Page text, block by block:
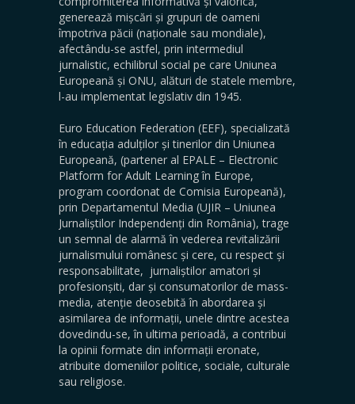
generează mișcări și grupuri de oameni
împotriva păcii (naționale sau mondiale),
afectându-se astfel, prin intermediul
jurnalistic, echilibrul social pe care Uniunea
Europeană și ONU, alături de statele membre,
l-au implementat legislativ din 1945.
Euro Education Federation (EEF), specializată
în educația adulților și tinerilor din Uniunea
Europeană, (partener al EPALE – Electronic
Platform for Adult Learning în Europe,
program coordonat de Comisia Europeană),
prin Departamentul Media (UJIR – Uniunea
Jurnaliștilor Independenți din România), trage
un semnal de alarmă în vederea revitalizării
jurnalismului românesc și cere, cu respect și
responsabilitate, jurnaliștilor amatori și
profesionșiti, dar și consumatorilor de mass-
media, atenție deosebită în abordarea și
asimilarea de informații, unele dintre acestea
dovedindu-se, în ultima perioadă, a contribui
la opinii formate din informații eronate,
atribuite domeniilor politice, sociale, culturale
sau religiose.